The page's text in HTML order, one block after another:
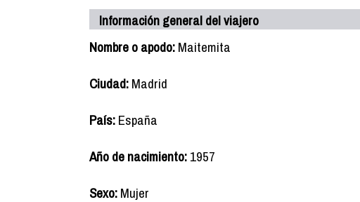
Información general del viajero
Nombre o apodo:Maitemita
Ciudad:Madrid
País:España
Año de nacimiento:1957
Sexo:Mujer